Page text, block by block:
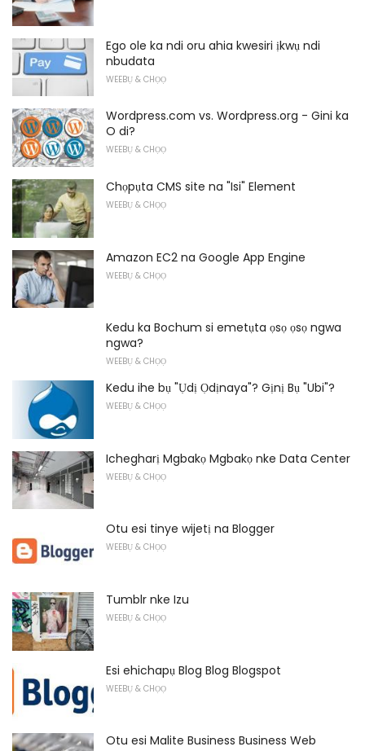
Ego ole ka ndi oru ahia kwesiri ịkwụ ndi
nbudata
WEEBỤ & CHỌỌ
Wordpress.com vs. Wordpress.org - Gini ka
O di?
WEEBỤ & CHỌỌ
Chọpụta CMS site na "Isi" Element
WEEBỤ & CHỌỌ
Amazon EC2 na Google App Engine
WEEBỤ & CHỌỌ
Kedu ka Bochum si emetụta ọsọ ọsọ ngwa
ngwa?
WEEBỤ & CHỌỌ
Kedu ihe bụ "Ụdị Ọdịnaya"? Gịnị Bụ "Ubi"?
WEEBỤ & CHỌỌ
Ichegharị Mgbakọ Mgbakọ nke Data Center
WEEBỤ & CHỌỌ
Otu esi tinye wijetị na Blogger
WEEBỤ & CHỌỌ
Tumblr nke Izu
WEEBỤ & CHỌỌ
Esi ehichapụ Blog Blog Blogspot
WEEBỤ & CHỌỌ
Otu esi Malite Business Business Web